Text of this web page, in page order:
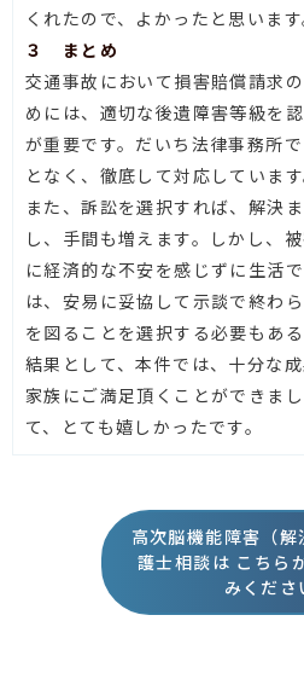
くれたので、よかったと思います
３ まとめ
交通事故において損害賠償請求
めには、適切な後遺障害等級を
が重要です。だいち法律事務所
となく、徹底して対応しています
また、訴訟を選択すれば、解決
し、手間も増えます。しかし、
に経済的な不安を感じずに生活
は、安易に妥協して示談で終わ
を図ることを選択する必要もある
結果として、本件では、十分な
家族にご満足頂くことができま
て、とても嬉しかったです。
高次脳機能障害（
護士相談は こちら
みくださ